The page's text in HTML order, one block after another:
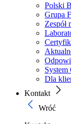
Polski
Grupa
Zespół
System
Dla
Kontakt
Wróć